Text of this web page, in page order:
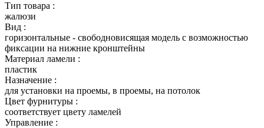
Тип товара :
жалюзи
Вид :
горизонтальные - свободновисящая модель с возможностью
фиксации на нижние кронштейны
Материал ламели :
пластик
Назначение :
для установки на проемы, в проемы, на потолок
Цвет фурнитуры :
соответствует цвету ламелей
Управление :